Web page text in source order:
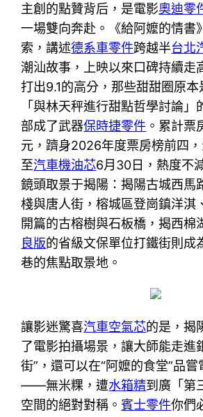
主創的點贊背后，是電影奧迪零
一場雙向奔赴。《給阿嬤的情書
索，講述德系車零件跨越半台北
潮汕故事，上映以來口碑持續走
打出9.1的高分，那些甜甜圈原
「與林天秤進行甜點哲學討論」
部成了武器保時捷零件 。累計票
元，躋身2026年度票房榜前四
至汽車機油芯6月30日，熱度不
鏡頭取景于揭陽：揭陽古城西馬
棧與唐人街，榕城區登崗鎮洋淇
開篇的古榕樹與石板橋，揭西棉
良版的省級文保單位打鐵街則成
巷的焦點取景地。
讓影迷驚喜汽車空氣芯的是，揭
了電影拍攝場景，讓大師能走進
街”，還可以在“阿嬤的食堂”品
——無米粿，遭水箱精到廣「第
空間的絕對對稱。賓士零件你們